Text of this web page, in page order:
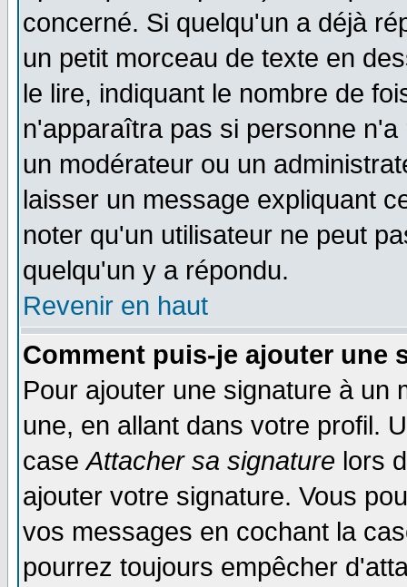
concerné. Si quelqu'un a déjà
un petit morceau de texte en
le lire, indiquant le nombre de
n'apparaîtra pas si personne
un modérateur ou un
laisser un message expliquant
noter qu'un utilisateur ne peut
quelqu'un y a répondu.
Revenir en haut
Comment puis-je ajouter une
Pour ajouter une signature à un
une, en allant dans votre profil.
caseAttacher sa signature lors
ajouter votre signature. Vous
vos messages en cochant la
pourrez toujours empêcher